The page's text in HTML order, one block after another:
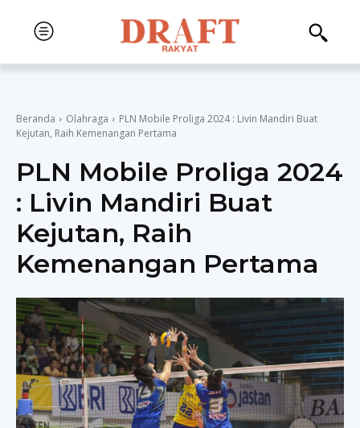
Beranda Olahraga
PLN Mobile Proliga 2024 : Livin Mandiri Buat
Kejutan, Raih Kemenangan Pertama
PLN Mobile Proliga 2024
: Livin Mandiri Buat
Kejutan, Raih
Kemenangan Pertama